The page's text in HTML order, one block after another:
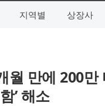
지역별 상장사
월 만에 200
’ 해소